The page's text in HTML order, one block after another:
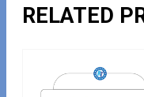
RELATED